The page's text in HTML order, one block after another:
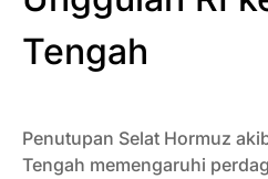
Tengah
Penutupan Selat Hormuz
Tengah memengaruhi